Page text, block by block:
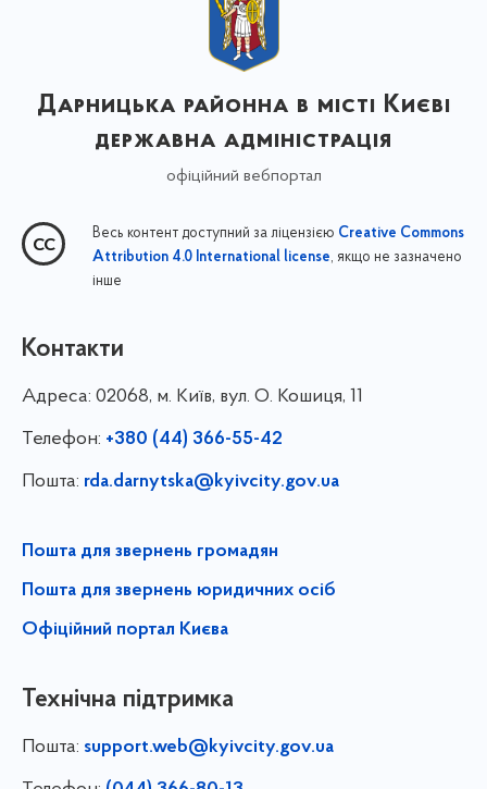
Дарницька районна в місті Києві
державна адміністрація
офіційний вебпортал
Весь контент доступний за ліцензією Creative Commons
Attribution 4.0 International license, якщо не зазначено
інше
Контакти
Адреса: 02068, м. Київ, вул. О. Кошиця, 11
Телефон: +380 (44) 366-55-42
Пошта: rda.darnytska@kyivcity.gov.ua
Пошта для звернень громадян
Пошта для звернень юридичних осіб
Офіційний портал Києва
Технічна підтримка
Пошта: support.web@kyivcity.gov.ua